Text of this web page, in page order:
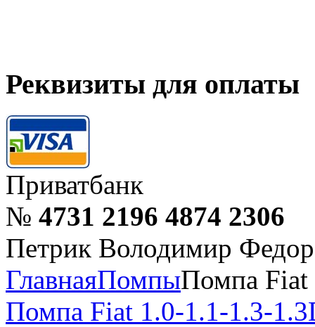
Реквизиты для оплаты
Приватбанк
№ 4731 2196 4874 2306
Петрик Володимир
ГлавнаяПомпыПомпа Fiat
Помпа Fiat 1.0-1.1-1.3-